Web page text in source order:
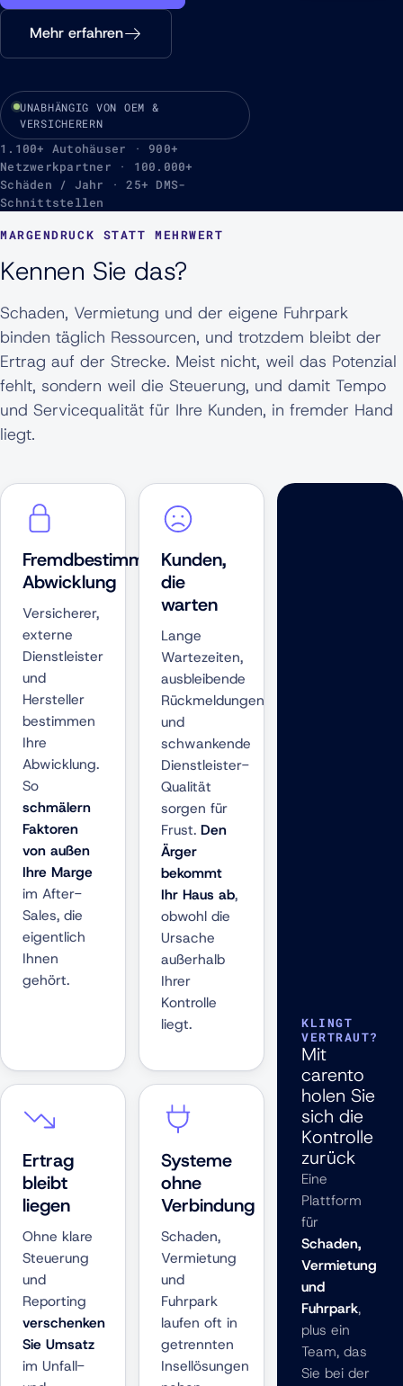
Mehr erfahren
UNABHÄNGIG VON OEM &
VERSICHERERN
1.100+ Autohäuser · 900+
Netzwerkpartner · 100.000+
Schäden / Jahr · 25+ DMS-
Schnittstellen
MARGENDRUCK STATT MEHRWERT
Kennen Sie das?
Schaden, Vermietung und der eigene Fuhrpark
binden täglich Ressourcen, und trotzdem bleibt der
Ertrag auf der Strecke. Meist nicht, weil das Potenzial
fehlt, sondern weil die Steuerung, und damit Tempo
und Servicequalität für Ihre Kunden, in fremder Hand
liegt.
Fremdbestimmte
Abwicklung
Versicherer,
externe
Dienstleister
und
Hersteller
bestimmen
Ihre
Abwicklung.
So
schmälern
Faktoren
von außen
Ihre Marge
im After-
Sales, die
eigentlich
Ihnen
gehört.
Kunden,
die
warten
Lange
Wartezeiten,
ausbleibende
Rückmeldungen
und
schwankende
Dienstleister-
Qualität
sorgen für
Frust. Den
Ärger
bekommt
Ihr Haus ab,
obwohl die
Ursache
außerhalb
Ihrer
Kontrolle
liegt.
Ertrag
bleibt
liegen
Ohne klare
Steuerung
und
Reporting
verschenken
Sie Umsatz
im Unfall-
Systeme
ohne
Verbindung
Schaden,
Vermietung
und
Fuhrpark
laufen oft in
getrennten
Insellösungen
KLINGT
VERTRAUT?
Mit
carento
holen Sie
sich die
Kontrolle
zurück
Eine
Plattform
für
Schaden,
Vermietung
und
Fuhrpark,
plus ein
Team, das
Sie bei der